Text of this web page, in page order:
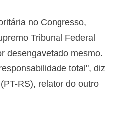
no Congresso,
Tribunal Federal
desengavetado mesmo.
total", diz
RS), relator do outro